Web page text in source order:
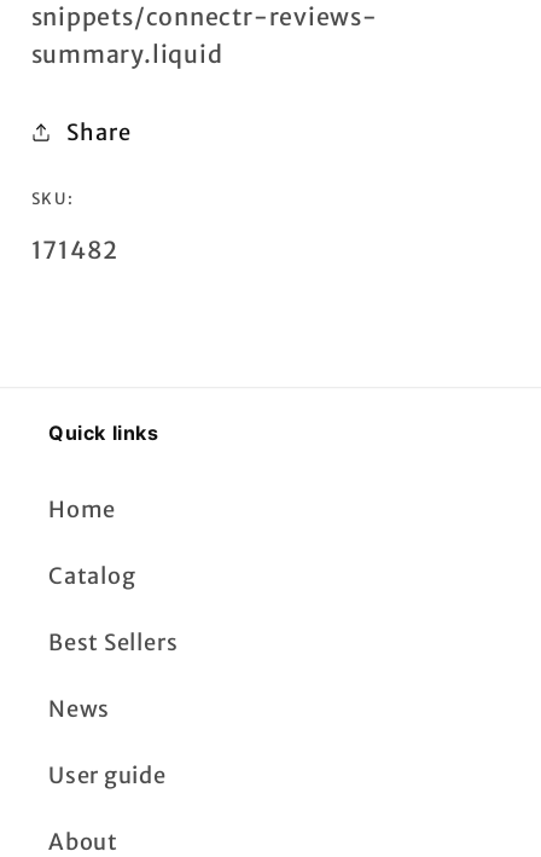
snippets/connectr-reviews-
summary.liquid
Share
SKU:
SKU:
171482
Quick links
Home
Catalog
Best Sellers
News
User guide
About